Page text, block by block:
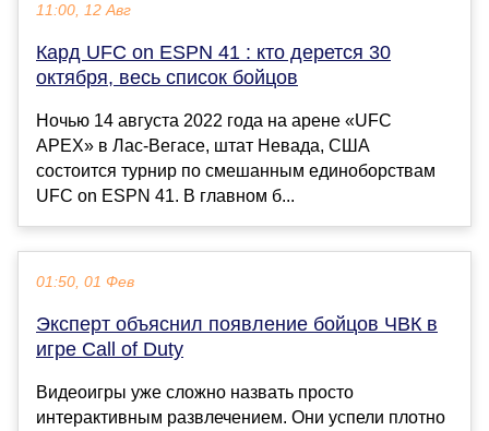
11:00, 12 Авг
Кард UFC on ESPN 41 : кто дерется 30
октября, весь список бойцов
Ночью 14 августа 2022 года на арене «UFC
APEX» в Лас-Вегасе, штат Невада, США
состоится турнир по смешанным единоборствам
UFC on ESPN 41. В главном б...
01:50, 01 Фев
Эксперт объяснил появление бойцов ЧВК в
игре Call of Duty
Видеоигры уже сложно назвать просто
интерактивным развлечением. Они успели плотно